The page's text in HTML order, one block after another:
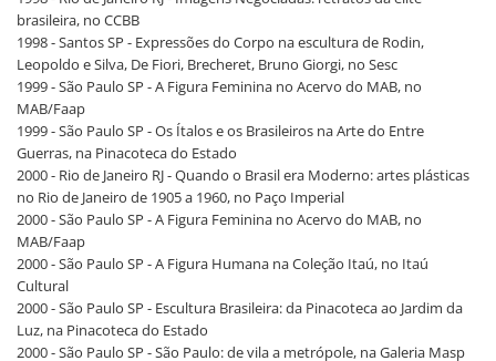
brasileira, no CCBB
1998 - Santos SP - Expressões do Corpo na escultura de Rodin,
Leopoldo e Silva, De Fiori, Brecheret, Bruno Giorgi, no Sesc
1999 - São Paulo SP - A Figura Feminina no Acervo do MAB, no
MAB/Faap
1999 - São Paulo SP - Os Ítalos e os Brasileiros na Arte do Entre
Guerras, na Pinacoteca do Estado
2000 - Rio de Janeiro RJ - Quando o Brasil era Moderno: artes plásticas
no Rio de Janeiro de 1905 a 1960, no Paço Imperial
2000 - São Paulo SP - A Figura Feminina no Acervo do MAB, no
MAB/Faap
2000 - São Paulo SP - A Figura Humana na Coleção Itaú, no Itaú
Cultural
2000 - São Paulo SP - Escultura Brasileira: da Pinacoteca ao Jardim da
Luz, na Pinacoteca do Estado
2000 - São Paulo SP - São Paulo: de vila a metrópole, na Galeria Masp